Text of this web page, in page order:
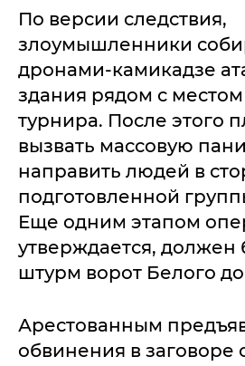
По версии следствия,
злоумышленники
дронами-камикадзе
здания рядом с
турнира. После этого
вызвать массовую
направить людей в
подготовленной
Еще одним этапом
утверждается, должен
штурм ворот Белого
Арестованным
обвинения в заговоре